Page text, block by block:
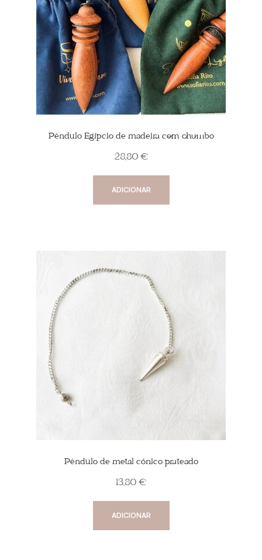
Pêndulo Egípcio de madeira com chumbo
28,80 €
ADICIONAR
Pêndulo de metal cónico prateado
13,80 €
ADICIONAR